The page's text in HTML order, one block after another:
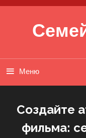
Перейти к содержимому
Меню
Создайте
фильма: